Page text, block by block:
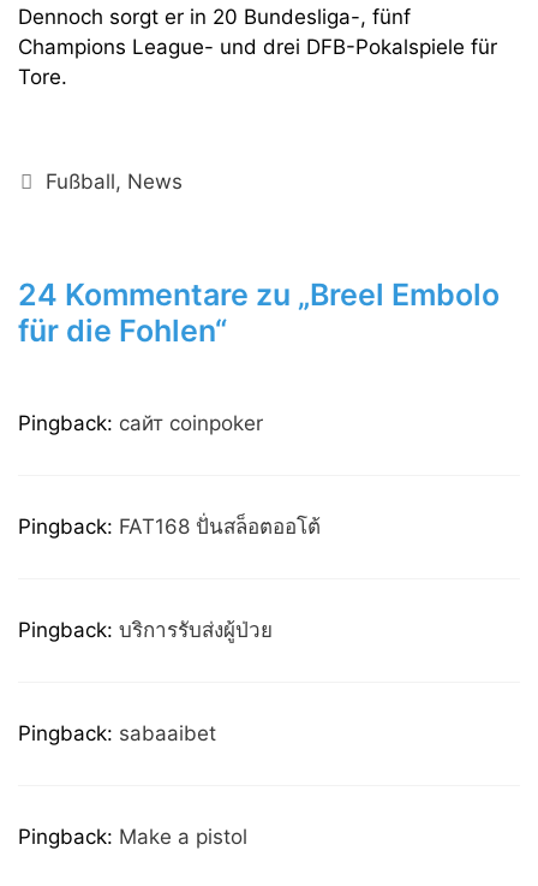
Dennoch sorgt er in 20 Bundesliga-, fünf
Champions League- und drei DFB-Pokalspiele für
Tore.
Kategorien
Fußball, News
24 Kommentare zu „Breel Embolo
für die Fohlen“
Pingback: сайт coinpoker
Pingback: FAT168 ปั่นสล็อตออโต้
Pingback: บริการรับส่งผู้ป่วย
Pingback: sabaaibet
Pingback: Make a pistol